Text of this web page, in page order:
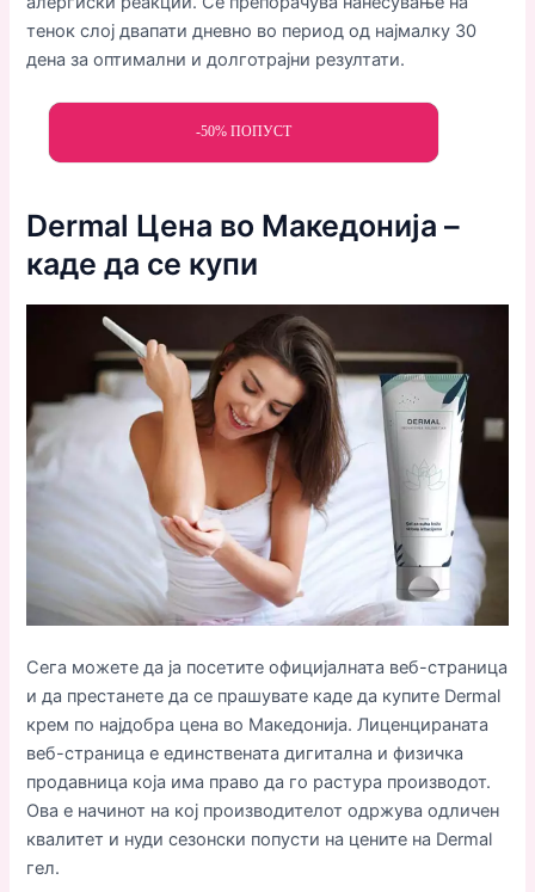
тенок слој двапати дневно во период од најмалку 30
дена за оптимални и долготрајни резултати.
-50% ПОПУСТ
Dermal Цена во Македонија –
каде да се купи
Сега можете да ја посетите официјалната веб-страница
и да престанете да се прашувате каде да купите Dermal
крем по најдобра цена во Македонија. Лиценцираната
веб-страница е единствената дигитална и физичка
продавница која има право да го растура производот.
Ова е начинот на кој производителот одржува одличен
квалитет и нуди сезонски попусти на цените на Dermal
гел.